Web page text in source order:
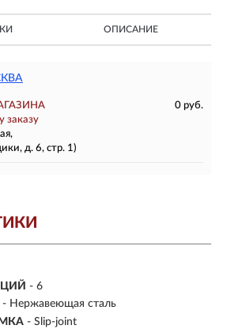
ОПИСАНИЕ
0 руб.
заказу
д. 6, стр. 1)
- 6
- Нержавеющая сталь
- Slip-joint